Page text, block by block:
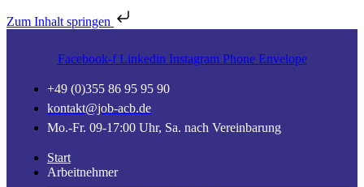
Zum Inhalt springen
Facebook-f Linkedin Instagram Phone Envelope
+49 (0)355 86 95 95 90
kontakt@job-acb.de
Mo.-Fr. 09-17:00 Uhr, Sa. nach Vereinbarung
Start
Arbeitnehmer